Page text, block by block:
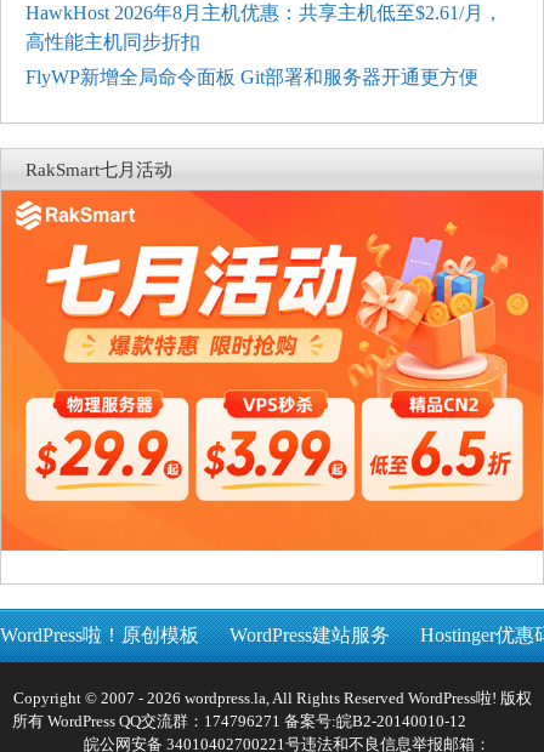
HawkHost 2026年8月主机优惠：共享主机低至$2.61/月，
高性能主机同步折扣
FlyWP新增全局命令面板 Git部署和服务器开通更方便
RakSmart七月活动
WordPress啦！原创模板 WordPress建站服务 Hostinger优惠
Copyright © 2007 - 2026 wordpress.la, All Rights Reserved WordPress啦! 版权
所有 WordPress QQ交流群：174796271 备案号:皖B2-20140010-12
皖公网安备 34010402700221号违法和不良信息举报邮箱：